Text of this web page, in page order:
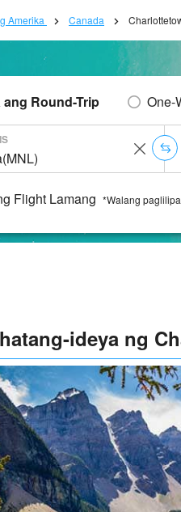
Amerika Canada
ang Round-Trip One-
Flight Lamang *Walang
ideya ng